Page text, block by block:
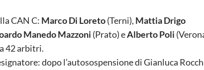
CAN C: Marco Di Loreto(Terni), Mattia Drigo
Manedo Mazzoni (Prato) eAlberto Poli
42 arbitri.
dopo l’autosospensione di Gianluca